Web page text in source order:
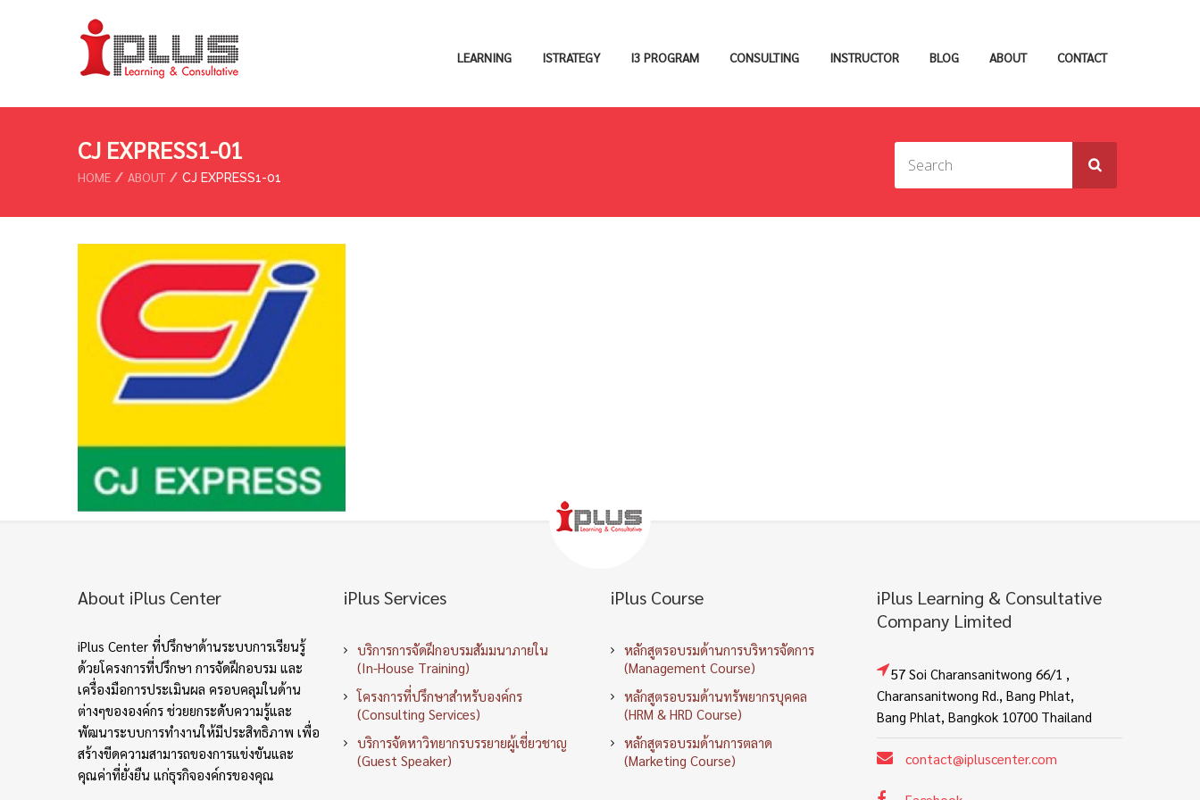
LEARNING ISTRATEGY I3 PROGRAM CONSULTING INSTRUCTOR BLOG ABOUT CONTACT
CJ EXPRESS1-01
HOME ABOUT CJ EXPRESS1-01
About iPlus Center
iPlus Center ที่ปรึกษาด้านระบบการเรียนรู้
ด้วยโครงการที่ปรึกษา การจัดฝึกอบรม และ
เครื่องมือการประเมินผล ครอบคลุมในด้าน
ต่างๆขององค์กร ช่วยยกระดับความรู้และ
พัฒนาระบบการทำงานให้มีประสิทธิภาพ เพื่อ
สร้างขีดความสามารถของการแข่งขันและ
คุณค่าที่ยั่งยืน แก่ธุรกิจองค์กรของคุณ
iPlus Services
บริการการจัดฝึกอบรมสัมมนาภายใน
(In-House Training)
โครงการที่ปรึกษาสำหรับองค์กร
(Consulting Services)
บริการจัดหาวิทยากรบรรยายผู้เชี่ยวชาญ
(Guest Speaker)
iPlus Course
หลักสูตรอบรมด้านการบริหารจัดการ
(Management Course)
หลักสูตรอบรมด้านทรัพยากรบุคคล
(HRM & HRD Course)
หลักสูตรอบรมด้านการตลาด
(Marketing Course)
iPlus Learning & Consultative
Company Limited
57 Soi Charansanitwong 66/1 ,
Charansanitwong Rd., Bang Phlat,
Bang Phlat, Bangkok 10700 Thailand
contact@ipluscenter.com